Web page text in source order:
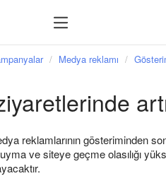
reklam
Medya reklamı
reklamlarının gösteriminden
ve siteye geçme olasılığı